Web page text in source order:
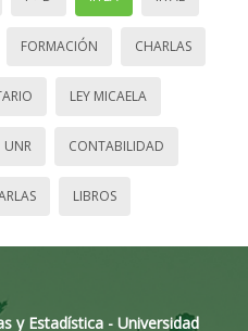
FORMACIÓN CHARLAS
LEY MICAELA
UNR CONTABILIDAD
LIBROS
y Estadística - Universidad